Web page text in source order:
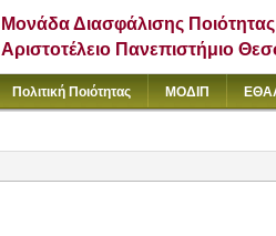
Μονάδα Διασφάλισης Ποιότητας
Αριστοτέλειο Πανεπιστήμιο
Πολιτική Ποιότητας ΜΟΔΙΠ